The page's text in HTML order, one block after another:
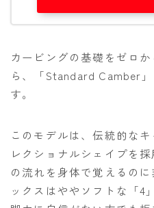
カービングの基礎をゼロ
ら、「Standard Camber
す。
このモデルは、伝統的な
レクショナルシェイプを
の流れを身体で覚えるの
ックスはややソフトな「4